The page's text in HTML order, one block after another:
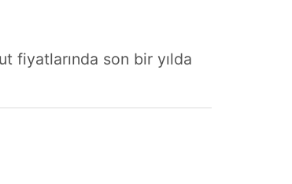
fiyatlarında son bir yılda